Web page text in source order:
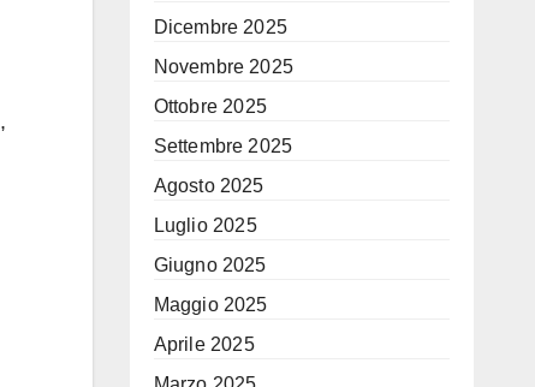
,
Dicembre 2025
Novembre 2025
Ottobre 2025
Settembre 2025
Agosto 2025
Luglio 2025
Giugno 2025
Maggio 2025
Aprile 2025